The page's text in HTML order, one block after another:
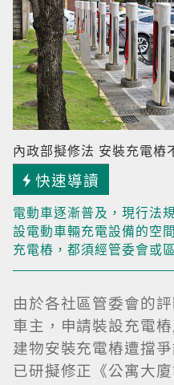
內政部擬修法 安裝充電樁
快速導讀
電動車逐漸普及，現行法
設電動車輛充電設備的空
充電樁，都須經管委會或
由於各社區管委會的
車主，申請裝設充電
建物安裝充電樁遭擋
已研擬修正《公寓大